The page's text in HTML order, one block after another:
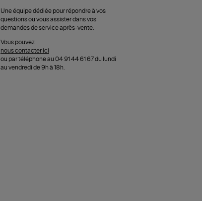
Une équipe dédiée pour répondre à vos
questions ou vous assister dans vos
demandes de service après-vente.
Vous pouvez
nous contacter ici
ou par téléphone au 04 91 44 61 67 du lundi
au vendredi de 9h à 18h.